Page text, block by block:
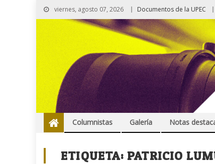
viernes, agosto 07, 2026 Documentos de la UPEC
Columnistas Galería Notas
ETIQUETA: PATRICIO